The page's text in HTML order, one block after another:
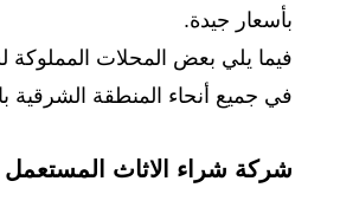
بأسعار جيدة.
فيما يلي بعض المحلات
في جميع أنحاء المنطقة الشرقية
شركة شراء الاثاث المستعمل